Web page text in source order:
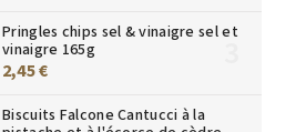
Pringles chips sel & vinaigre sel et
vinaigre 165g
2,45 €
Biscuits Falcone Cantucci à la